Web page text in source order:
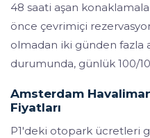
48 saati aşan
önce çevrimiçi
olmadan iki günden fazla
durumunda, günlük 100/
Amsterdam
Fiyatları
P1'deki otopark ücretleri